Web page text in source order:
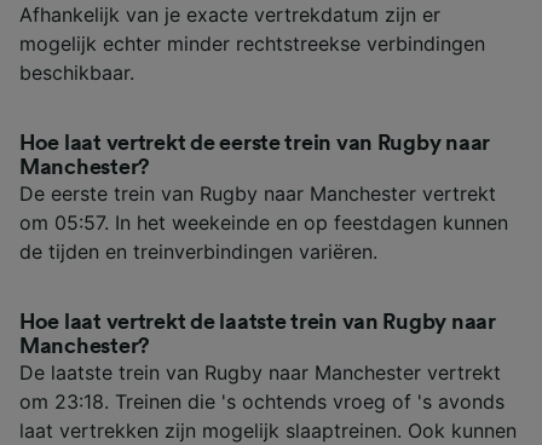
Afhankelijk van je exacte vertrekdatum zijn er
mogelijk echter minder rechtstreekse verbindingen
beschikbaar.
Hoe laat vertrekt de eerste trein van Rugby naar
Manchester?
De eerste trein van Rugby naar Manchester vertrekt
om 05:57. In het weekeinde en op feestdagen kunnen
de tijden en treinverbindingen variëren.
Hoe laat vertrekt de laatste trein van Rugby naar
Manchester?
De laatste trein van Rugby naar Manchester vertrekt
om 23:18. Treinen die 's ochtends vroeg of 's avonds
laat vertrekken zijn mogelijk slaaptreinen. Ook kunnen